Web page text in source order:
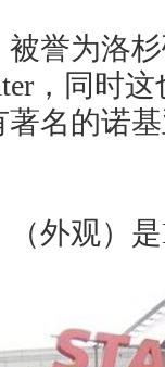
被誉为洛
，同时
名的诺
（外观）是